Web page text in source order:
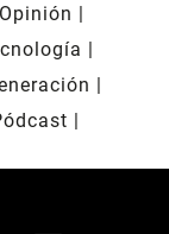
Opinión